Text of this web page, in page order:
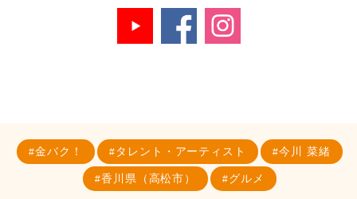
金バク！ タレント・アーティスト 今川 菜緒
香川県（高松市） グルメ